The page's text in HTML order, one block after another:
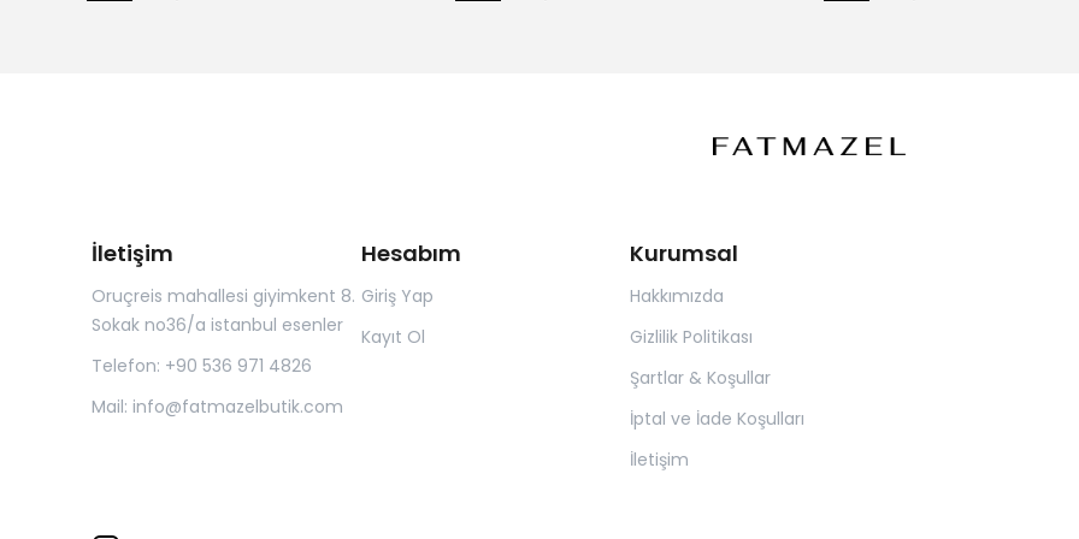
İletişim
Oruçreis mahallesi giyimkent 8.
Sokak no36/a istanbul esenler
Telefon: +90 536 971 4826
Mail: info@fatmazelbutik.com
Hesabım
Giriş Yap
Kayıt Ol
Kurumsal
Hakkımızda
Gizlilik Politikası
Şartlar & Koşullar
İptal ve İade Koşulları
İletişim